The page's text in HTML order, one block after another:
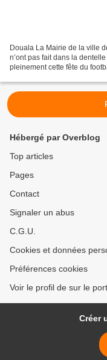
Douala La Mairie de la ville
n’ont pas fait dans la
pleinement cette fête du
Hébergé par Overblog
Top articles
Pages
Contact
Signaler un abus
C.G.U.
Cookies et données
Préférences cookies
Voir le profil de sur le
Créer